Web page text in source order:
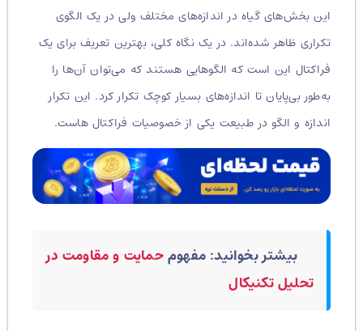
این بخش‌های گیاه در اندازه‌های مختلف ولی در یک الگوی
تکراری ظاهر شده‌اند. در یک نگاه کلی، بهترین تعریف برای یک
فراکتال این است که الگوهایی هستند که می‌توان آن‌ها را
به‌طور بی‌پایان تا اندازه‌های بسیار کوچک تکرار کرد. این تکرار
اندازه و الگو در طبیعت یکی از خصوصیات فراکتال هاست.
بیشتر بخوانید: مفهومحمایت و مقاومت در
تحلیل تکنیکال